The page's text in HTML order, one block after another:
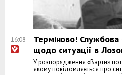
16:08
Терміново!
щодо ситуації в
У розпорядження «Варти»
якому повідомляється про